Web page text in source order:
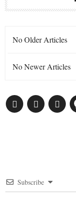
No Older Articles
No Newer Articles
Subscribe